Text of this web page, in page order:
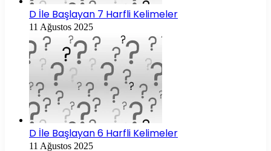
D İle Başlayan 7 Harfli Kelimeler
11 Ağustos 2025
D İle Başlayan 6 Harfli Kelimeler
11 Ağustos 2025